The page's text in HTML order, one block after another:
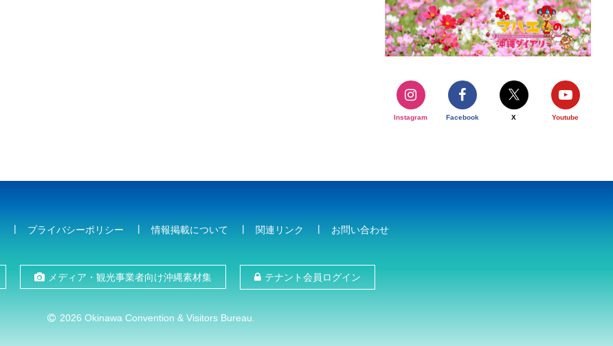
Instagram Facebook X Youtube
プライバシーポリシー 情報掲載について 関連リンク お問い合わせ
メディア・観光事業者向け沖縄素材集 テナント会員ログイン
2026 Okinawa Convention & Visitors Bureau.